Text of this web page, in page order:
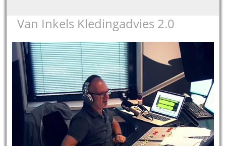
Van Inkels Kledingadvies 2.0